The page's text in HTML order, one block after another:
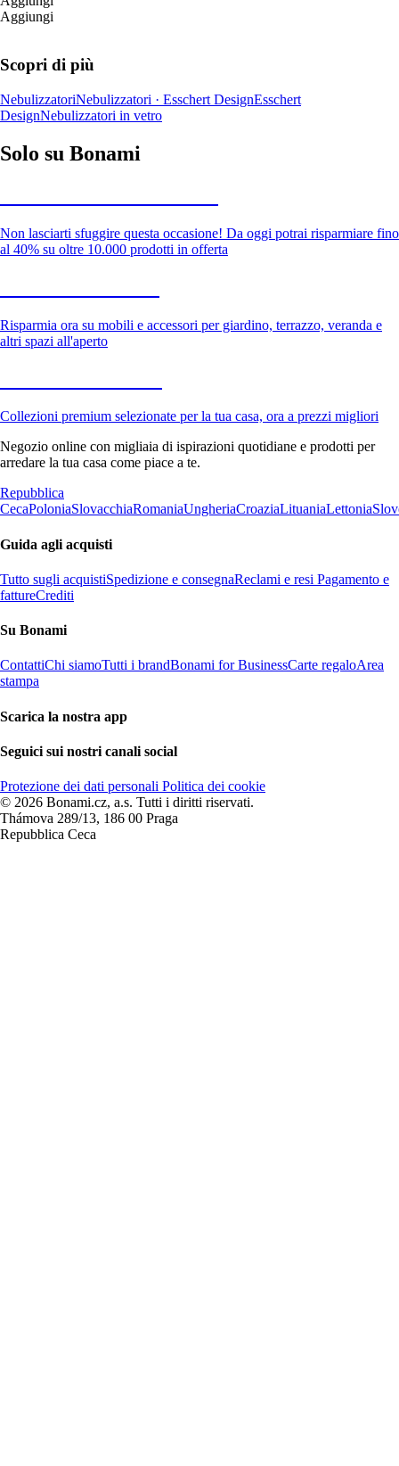
Aggiungi
Scopri di più
NebulizzatoriNebulizzatori · Esschert DesignEsschert
DesignNebulizzatori in vetro
Solo su Bonami
Non lasciarti sfuggire questa occasione! Da oggi potrai risparmiare fino
al 40% su oltre 10.000 prodotti in offerta
Risparmia ora su mobili e accessori per giardino, terrazzo, veranda e
altri spazi all'aperto
Collezioni premium selezionate per la tua casa, ora a prezzi migliori
Negozio online con migliaia di ispirazioni quotidiane e prodotti per
arredare la tua casa come piace a te.
Repubblica
CecaPoloniaSlovacchiaRomaniaUngheriaCroaziaLituaniaLettonia
Guida agli acquisti
Tutto sugli acquistiSpedizione e consegnaReclami e resi Pagamento e
fattureCrediti
Su Bonami
ContattiChi siamoTutti i brandBonami for BusinessCarte regaloArea
stampa
Scarica la nostra app
Seguici sui nostri canali social
Protezione dei dati personali Politica dei cookie
© 2026 Bonami.cz, a.s. Tutti i diritti riservati.
Thámova 289/13, 186 00 Praga
Repubblica Ceca